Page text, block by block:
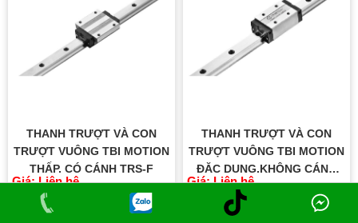
THANH TRƯỢT VÀ CON
TRƯỢT VUÔNG TBI MOTION
THẤP, CÓ CÁNH TRS-F
Giá: Liên hệ
THANH TRƯỢT VÀ CON
TRƯỢT VUÔNG TBI MOTION
ĐẶC DỤNG,KHÔNG CÁNH
TRC-V
Giá: Liên hệ